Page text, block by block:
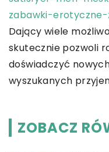
zabawki-
Dający wiele
skutecznie pozwoli
doświadczyć
wyszukanych
ZOBACZ